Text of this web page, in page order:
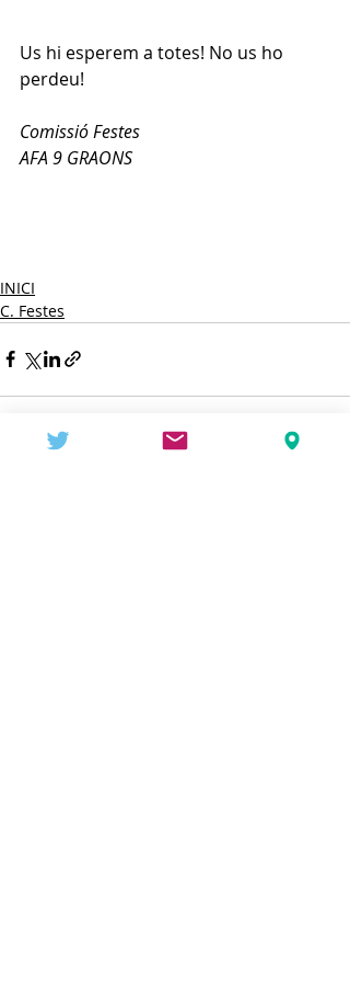
Us hi esperem a totes! No us ho
perdeu!
Comissió Festes
AFA 9 GRAONS
INICI
C. Festes